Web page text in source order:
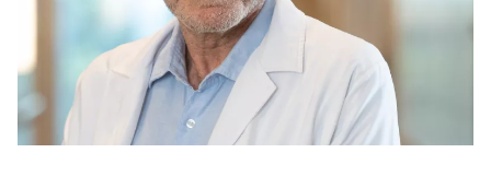
מגזין